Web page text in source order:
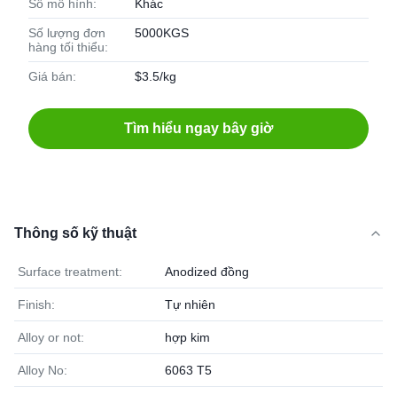
Số mô hình: Khác
Số lượng đơn
hàng tối thiểu:
5000KGS
Giá bán: $3.5/kg
Tìm hiểu ngay bây giờ
Thông số kỹ thuật
Surface treatment: Anodized đồng
Finish: Tự nhiên
Alloy or not: hợp kim
Alloy No: 6063 T5